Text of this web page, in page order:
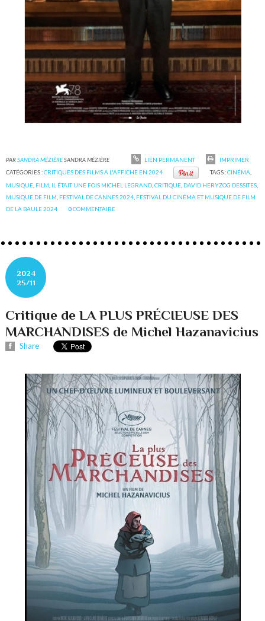
PARSANDRA MÉZIÈRESANDRA MÉZIÈRE LIEN PERMANENT
IMPRIMER
CATÉGORIES :CRITIQUES DES FILMS A L'AFFICHE EN 2024 TAGS :CINÉMA
MUSIQUE FILM IL ÉTAIT UNE FOIS MICHEL LEGRAND ,CRITIQUE DAVID HERYZOG DESSITES
MUSIQUE DE FILM FESTIVAL DE CANNES 2024 FESTIVAL DU CINÉMA ET MUSIQUE DE FILM
DE LA BAULE 2024
0COMMENTAIRE
2024
25/11
Critique de LA PLUS PRÉCIEUSE DES
MARCHANDISES de Michel Hazanavicius
Share